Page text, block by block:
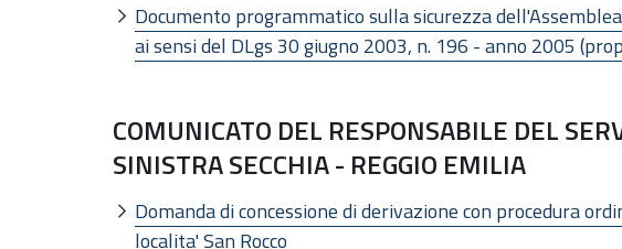
Documento programmatico sulla sicurezza
ai sensi del DLgs 30 giugno 2003, n. 196 - anno 2005
COMUNICATO DEL RESPONSABILE DEL
SINISTRA SECCHIA - REGGIO EMILIA
Domanda di concessione di derivazione con procedura
localita' San Rocco